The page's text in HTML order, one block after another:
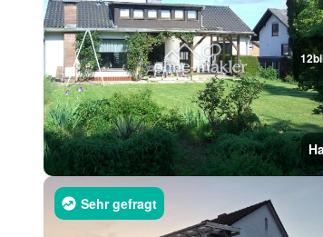
12
Sehr gefragt